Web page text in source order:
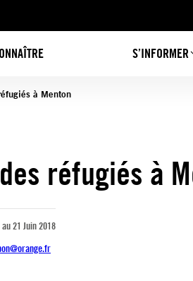
S’INFORMER
à Menton
réfugiés à
21 Juin 2018